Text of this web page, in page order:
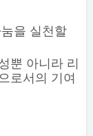
을 실천할
뿐 아니라 리
로서의 기여